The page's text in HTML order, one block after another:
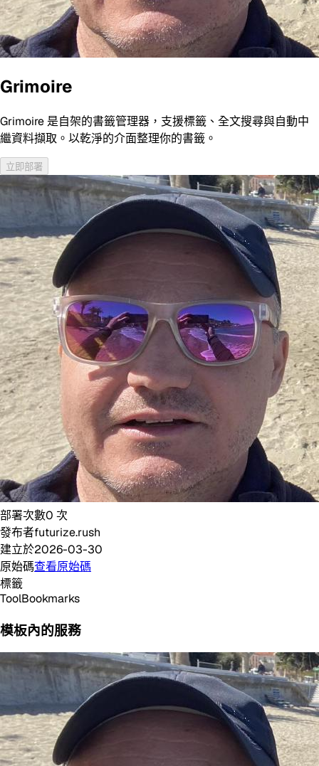
Grimoire
Grimoire 是自架的書籤管理器，支援標籤、全文搜尋與自動中
繼資料擷取。以乾淨的介面整理你的書籤。
立即部署
部署次數0 次
發布者futurize.rush
建立於2026-03-30
原始碼查看原始碼
標籤
ToolBookmarks
模板內的服務